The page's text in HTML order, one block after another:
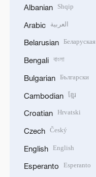
Albanian Shqip
Arabic العربية
Belarusian Беларуская
Bengali বাংলা
Bulgarian Български
Cambodian ខ្មែរ
Croatian Hrvatski
Czech Český
English English
Esperanto Esperanto